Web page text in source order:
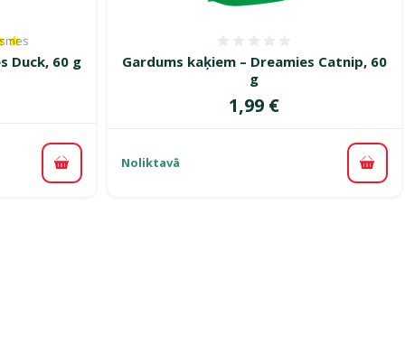
Duck, 60 g
100%, reitingu skaits: 1
Pievienot grozam
Gardums kaķiem – Dreamies Catnip, 60
g
Cena
1,99 €
Noliktavā